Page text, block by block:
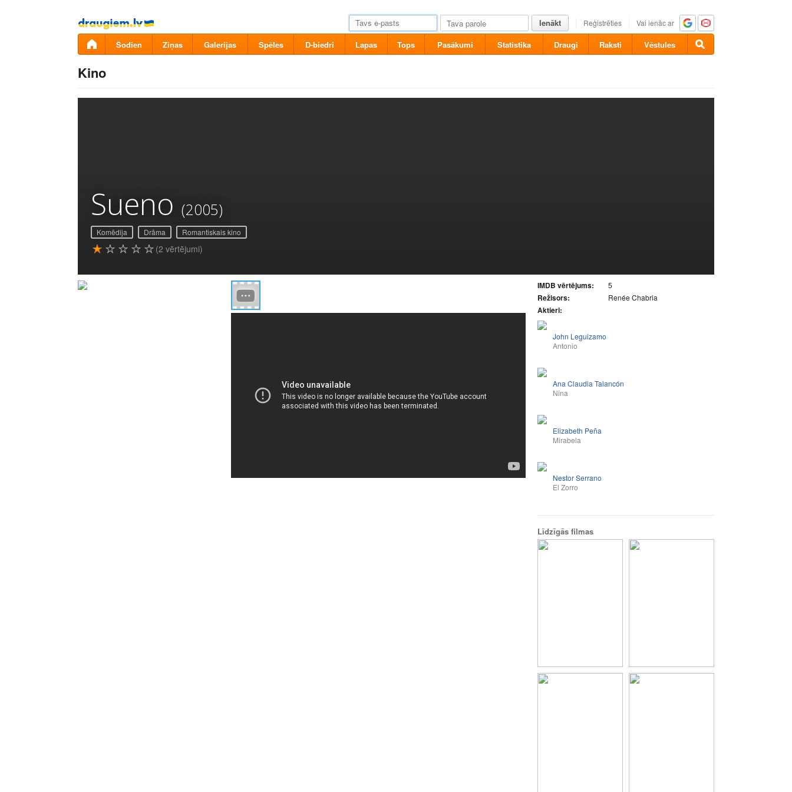
Pāriet
uz
saturu
Ienākt Reģistrēties Vai ienāc ar
Šodien Ziņas Galerijas Spēles D-biedri Lapas Tops Pasākumi Statistika Draugi Raksti Vēstules
Kino
Sueno (2005)
Komēdija Drāma Romantiskais kino
(2 vērtējumi)
IMDB vērtējums: 5
Režisors: Renée Chabria
Aktieri:
John Leguizamo
Antonio
Ana Claudia Talancón
Nina
Elizabeth Peña
Mirabela
Nestor Serrano
El Zorro
Līdzīgās filmas